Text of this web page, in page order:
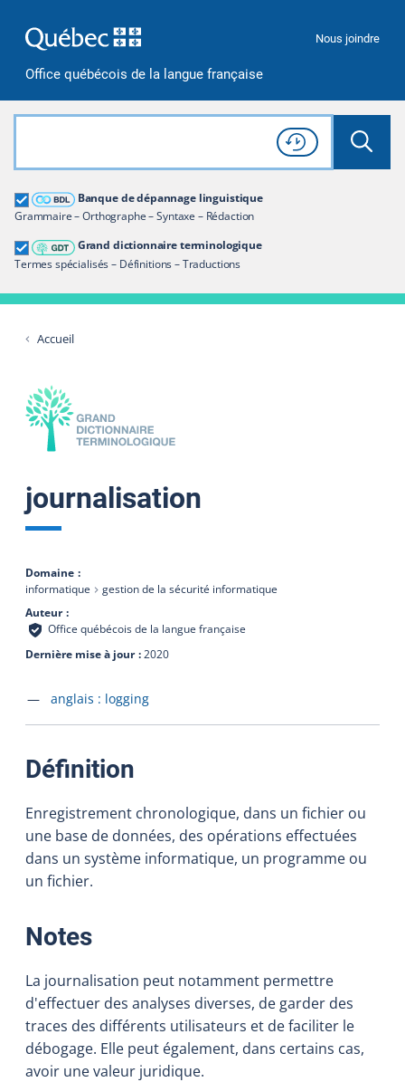
Office québécois de la langue française
Nous joindre
Rechercher dans tout le site
Lancer
Consulter l'
Historique
de recherche
Banque de dépannage linguistique
Grammaire – Orthographe – Syntaxe – Rédaction
Grand dictionnaire terminologique
Termes spécialisés – Définitions – Traductions
Grand dictionnaire terminologique
Restreindre aux termes
Accueil
journalisation
Domaine
informatique
gestion de la sécurité informatique
Auteur
Office québécois de la langue française
Dernière mise à jour 2020
Accéder à la fiche en
anglais : logging
Définition
Enregistrement chronologique, dans un fichier ou
une base de données, des opérations effectuées
dans un système informatique, un programme ou
un fichier.
Notes:
La journalisation peut notamment permettre
d'effectuer des analyses diverses, de garder des
traces des différents utilisateurs et de faciliter le
débogage. Elle peut également, dans certains cas,
avoir une valeur juridique.